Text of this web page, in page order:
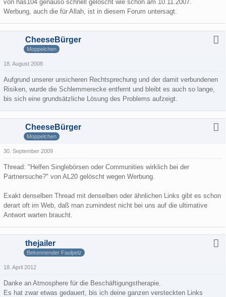
von has104 genauso schnell gelöscht wie schon am 10.11.2007.
Werbung, auch die für Allah, ist in diesem Forum untersagt.
CheeseBürger
Moppelchen
18. August 2008
Aufgrund unserer unsicheren Rechtsprechung und der damit verbundenen
Risiken, wurde die Schlemmerecke entfernt und bleibt es auch so lange,
bis sich eine grundsätzliche Lösung des Problems aufzeigt.
CheeseBürger
Moppelchen
30. September 2009
Thread: "Helfen Singlebörsen oder Communities wirklich bei der
Partnersuche?" von AL20 gelöscht wegen Werbung.
Exakt denselben Thread mit denselben oder ähnlichen Links gibt es schon
derart oft im Web, daß man zumindest nicht bei uns auf die ultimative
Antwort warten braucht.
thejailer
Bekennender Faulpelz
18. April 2012
Danke an Atmosphere für die Beschäftigungstherapie.
Es hat zwar etwas gedauert, bis ich deine ganzen versteckten Links